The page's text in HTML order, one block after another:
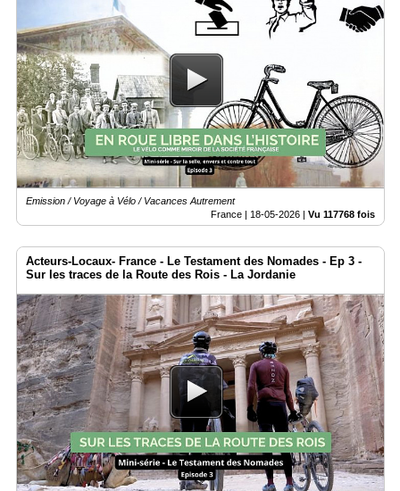
Emission / Voyage à Vélo / Vacances Autrement
France | 18-05-2026 | Vu 117768 fois
Acteurs-Locaux- France - Le Testament des Nomades - Ep 3 -
Sur les traces de la Route des Rois - La Jordanie